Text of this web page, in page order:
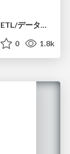
広告・マーケROIを可視化するためにETL/データ整備した話
0 1.8k